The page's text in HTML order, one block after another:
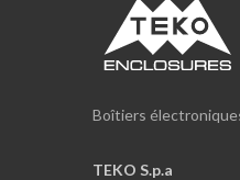
Boîtiers
TEKO S.p.a